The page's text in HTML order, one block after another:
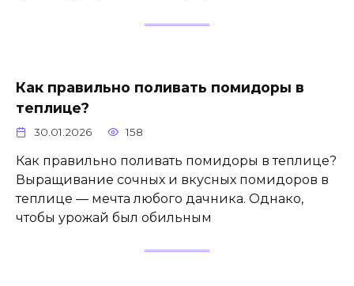
Как правильно поливать помидоры в
теплице?
30.01.2026 158
Как правильно поливать помидоры в теплице?
Выращивание сочных и вкусных помидоров в
теплице — мечта любого дачника. Однако,
чтобы урожай был обильным